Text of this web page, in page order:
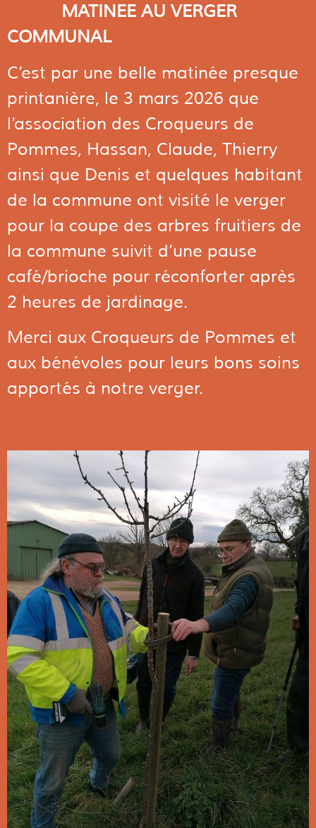
MATINEE AU VERGER
COMMUNAL
C’est par une belle matinée presque
printanière, le 3 mars 2026 que
l’association des Croqueurs de
Pommes, Hassan, Claude, Thierry
ainsi que Denis et quelques habitant
de la commune ont visité le verger
pour la coupe des arbres fruitiers de
la commune suivit d’une pause
café/brioche pour réconforter après
2 heures de jardinage.
Merci aux Croqueurs de Pommes et
aux bénévoles pour leurs bons soins
apportés à notre verger.